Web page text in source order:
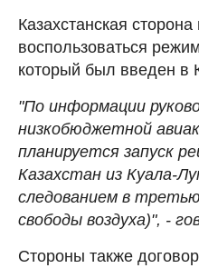
Казахстанская
воспользоваться
который был введен в
"По информации
низкобюджетной
планируется запуск
Казахстан из Куала-
следованием в
свободы воздуха)", -
Стороны также